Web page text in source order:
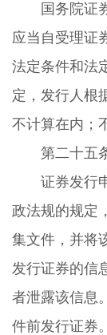
国务院证
应当自受理证
法定条件和法
定，发行人根
不计算在内；
第二十五
证券发行
政法规的规定
集文件，并将
发行证券的信
者泄露该信息
件前发行证券。